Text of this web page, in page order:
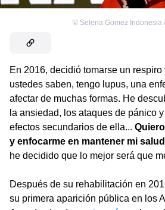
© Selena Gomez Indonesia
En 2016, decidió tomarse un respiro
ustedes saben, tengo lupus, una
afectar de muchas formas. He
la ansiedad, los ataques de pánico
efectos secundarios de ella...
y enfocarme en mantener mi
he decidido que lo mejor será que
Después de su rehabilitación en
su primera aparición pública en los